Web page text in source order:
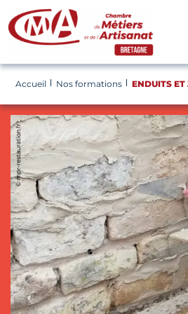
Panneau de gestion des cookies
Accueil Nos formations ENDUITS